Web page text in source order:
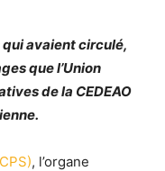
avaient circulé,
que l’Union
de la CEDEAO
, l’organe